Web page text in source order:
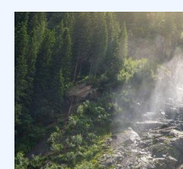
rondreizen door Italië:
van het
hotels, topkwaliteit
altijd beschikbare
ons op om een
huurauto te
aangepast aan uw